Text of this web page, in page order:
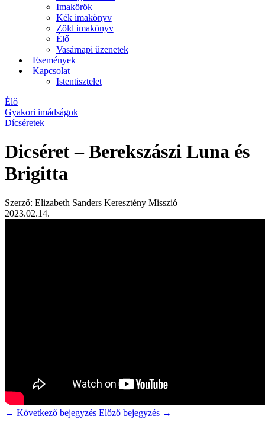
Imakörök
Kék imakönyv
Zöld imakönyv
Élő
Vasárnapi üzenetek
Események
Kapcsolat
Istentisztelet
Élő
Gyakori imádságok
Dícséretek
Dicséret – Berekszászi Luna és
Brigitta
Szerző: Elizabeth Sanders Keresztény Misszió
2023.02.14.
← Következő bejegyzés Előző bejegyzés →